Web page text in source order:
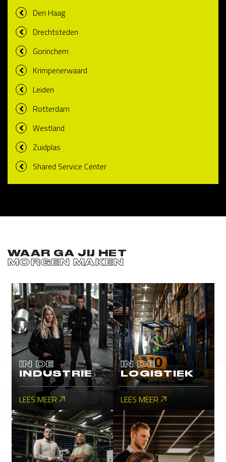
Den Haag
Drechtsteden
Gorinchem
Krimpenerwaard
Leiden
Rotterdam
Westland
Zuidplas
Shared Service Center
WAAR GA JIJ HET
MORGEN MAKEN
IN DE
INDUSTRIE
LEES MEER
IN DE
LOGISTIEK
LEES MEER